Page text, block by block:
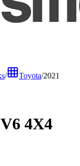
/ Toyota/2021
4X4